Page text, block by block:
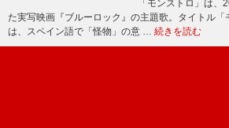
「モンストロ」は
た実写映画『ブルーロック』の主題歌。タイトル「
は、スペイン語で「怪物」の意 … 続きを読む